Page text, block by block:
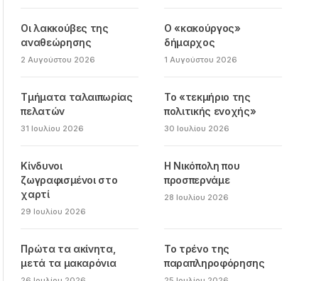
Οι λακκούβες της
αναθεώρησης
2 Αυγούστου 2026
Ο «κακούργος»
δήμαρχος
1 Αυγούστου 2026
Τμήματα ταλαιπωρίας
πελατών
31 Ιουλίου 2026
Το «τεκμήριο της
πολιτικής ενοχής»
30 Ιουλίου 2026
Κίνδυνοι
ζωγραφισμένοι στο
χαρτί
29 Ιουλίου 2026
Η Νικόπολη που
προσπερνάμε
28 Ιουλίου 2026
Πρώτα τα ακίνητα,
μετά τα μακαρόνια
Το τρένο της
παραπληροφόρησης